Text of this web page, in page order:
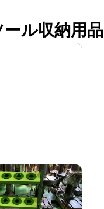
ル収納用品